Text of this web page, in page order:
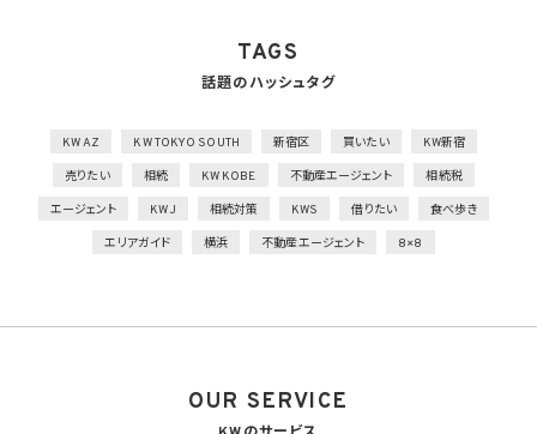
合、容易に個人データが判明しないよう措置を実施
2）個人データを取り扱う情報システムを外部からの不正アクセス又は不正ソフトウェア
外的環境の把握
全管理措置を実施
8.1 当社は、第4.1項各号のいずれかに該当する場合を除くほか、あらかじめ本人の同意を
TAGS
話題のハッシュタグ
KW AZ KW TOKYO SOUTH 新宿区 買いたい KW新宿
売りたい 相続 KW KOBE 不動産エージェント 相続税
エージェント KWJ 相続対策 KWS 借りたい 食べ歩き
エリアガイド 横浜 不動産エージェント 8×8
OUR SERVICE